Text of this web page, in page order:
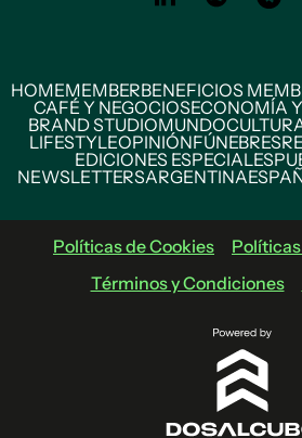
HOMEMEMBERBENEFICIOS
CAFÉ Y NEGOCIOSECONOMÍA
BRAND STUDIOMUNDO
LIFESTYLEOPINIÓNFÚNEBRES
EDICIONES ESPECIALES
NEWSLETTERSARGENTINA
Políticas de Cookies
Términos y Condiciones